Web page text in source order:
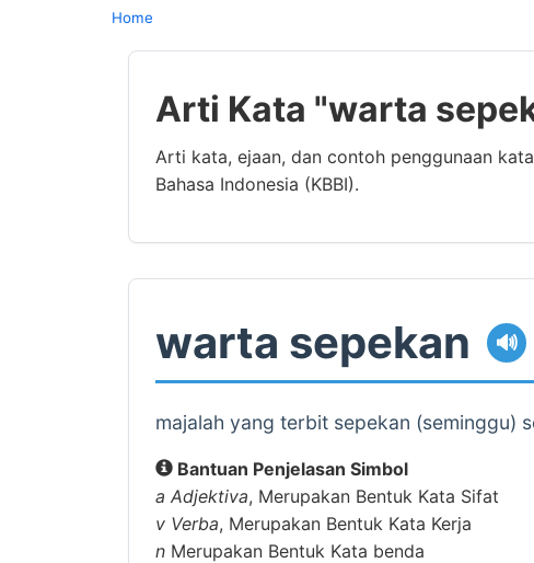
Home
Arti Kata "warta
Arti kata, ejaan, dan contoh penggunaan
Bahasa Indonesia (KBBI).
warta sepekan 🔊
majalah yang terbit sepekan (seminggu)
Bantuan Penjelasan Simbol
a Adjektiva, Merupakan Bentuk Kata Sifat
v Verba, Merupakan Bentuk Kata Kerja
n Merupakan Bentuk Kata benda